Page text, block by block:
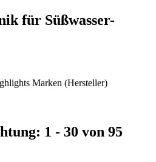
für Süßwasser-
Marken (Hersteller)
1 - 30 von 95